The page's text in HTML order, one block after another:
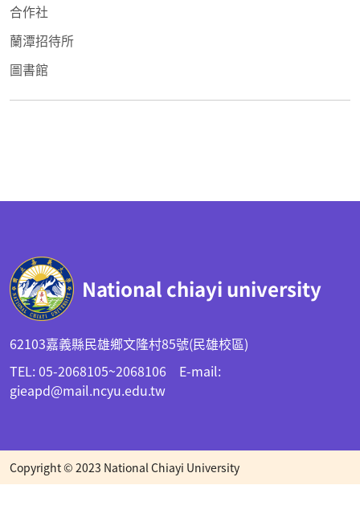
合作社
蘭潭招待所
圖書館
National chiayi university
62103嘉義縣民雄鄉文隆村85號(民雄校區)
TEL: 05-2068105~2068106 E-mail:
gieapd@mail.ncyu.edu.tw
Copyright © 2023 National Chiayi University